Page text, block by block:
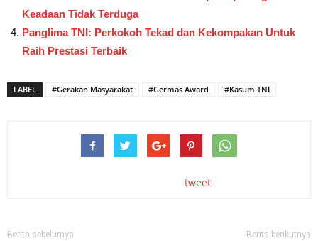
Keadaan Tidak Terduga
Panglima TNI: Perkokoh Tekad dan Kekompakan Untuk
Raih Prestasi Terbaik
LABEL #Gerakan Masyarakat #Germas Award #Kasum TNI
tweet
Berita sebelumya Berita berikutnya